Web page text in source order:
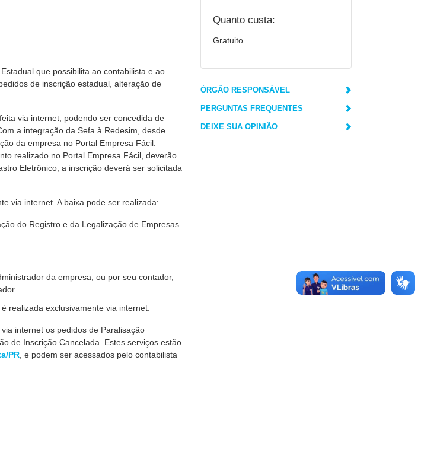
que possibilita ao contabilista e ao
de inscrição estadual, alteração de
via internet, podendo ser concedida de
a integração da Sefa à Redesim, desde
da empresa no Portal Empresa Fácil.
realizado no Portal Empresa Fácil, deverão
Eletrônico, a inscrição deverá ser solicitada
via internet. A baixa pode ser realizada:
do Registro e da Legalização de Empresas
da empresa, ou por seu contador,
realizada exclusivamente via internet.
internet os pedidos de Paralisação
de Inscrição Cancelada. Estes serviços estão
PR , e podem ser acessados pelo contabilista
Quanto custa:
Gratuito.
ÓRGÃO RESPONSÁVEL
PERGUNTAS FREQUENTES
DEIXE SUA OPINIÃO